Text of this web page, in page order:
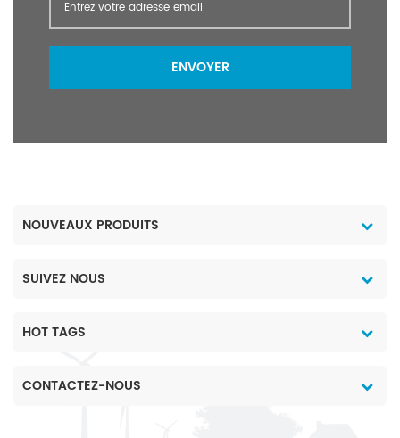
ENVOYER
NOUVEAUX PRODUITS
SUIVEZ NOUS
HOT TAGS
CONTACTEZ-NOUS